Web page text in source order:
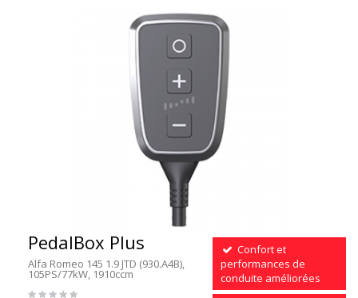
PedalBox Plus
Alfa Romeo 145 1.9 JTD (930.A4B),
105PS/77kW, 1910ccm
Confort et
performances de
conduite améliorées